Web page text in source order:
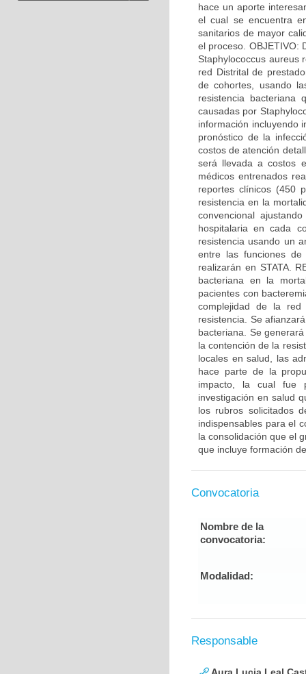
hace un aporte
el cual se encuentra
sanitarios de mayor
el proceso. OBJETIVO:
Staphylococcus aureus
red Distrital de
de cohortes, usando
resistencia bacteriana
causadas por
información incluyendo
pronóstico de la
costos de atención
será llevada a costos
médicos entrenados
reportes clínicos (450
resistencia en la
convencional
hospitalaria en cada
resistencia usando un
entre las funciones
realizarán en STATA.
bacteriana en la
pacientes con
complejidad de la red
resistencia. Se
bacteriana. Se
la contención de la
locales en salud, las
hace parte de la
impacto, la cual fue
investigación en salud
los rubros solicitados
indispensables para el
la consolidación que el
que incluye formación
Convocatoria
Nombre de la
convocatoria:
Modalidad:
Responsable